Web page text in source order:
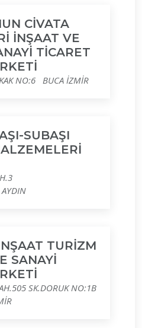
CİVATA
İNŞAAT VE
TİCARET
NO:6 BUCA İZMİR
SUBAŞI
TURİZM
SANAYİ
SK.DORUK NO:1B